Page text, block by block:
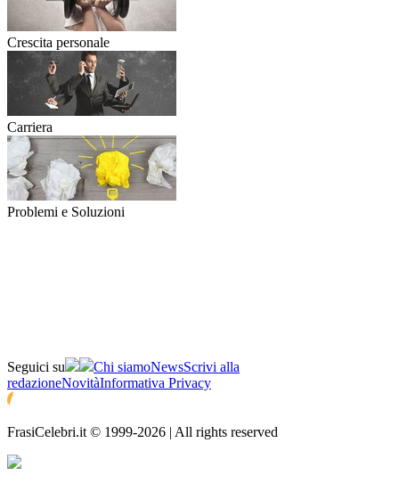
Crescita personale
Carriera
Problemi e Soluzioni
Seguici su Chi siamoNewsScrivi alla
redazioneNovitàInformativa Privacy
FrasiCelebri.it © 1999-2026 | All rights reserved